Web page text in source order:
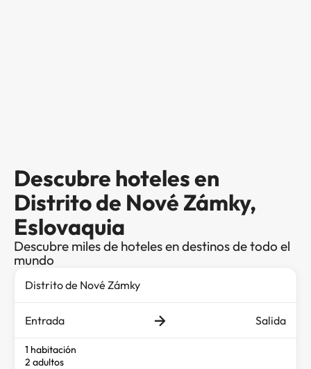
Descubre hoteles en
Distrito de Nové Zámky,
Eslovaquia
Descubre miles de hoteles en destinos de todo el
mundo
Entrada Salida
1 habitación
2 adultos